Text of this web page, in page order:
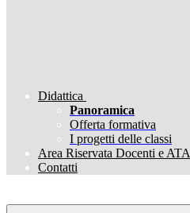
Didattica
Panoramica
Offerta formativa
I progetti delle classi
Area Riservata Docenti e ATA
Contatti